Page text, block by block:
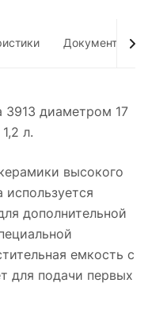
Документы
3913 диаметром 17
л.
высокого
используется
дополнительной
емкость с
для подачи первых